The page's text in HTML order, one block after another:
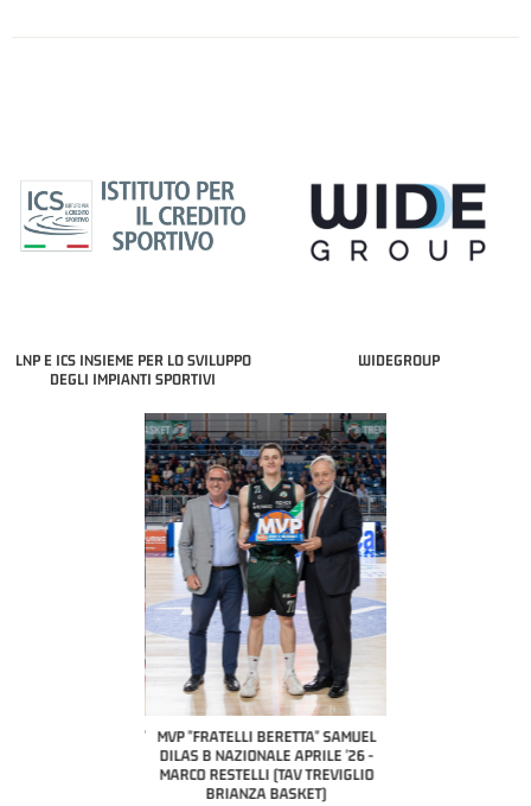
LNP E ICS INSIEME PER LO SVILUPPO
DEGLI IMPIANTI SPORTIVI
WIDEGROUP
MVP "FRATELLI BERETTA" SAMUEL
DILAS B NAZIONALE APRILE '26 -
MARCO RESTELLI (TAV TREVIGLIO
BRIANZA BASKET)